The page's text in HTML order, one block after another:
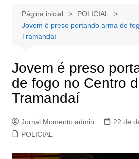
Página inicial
POLICIAL
Jovem é preso portando arma de
Tramandaí
Jovem é preso
de fogo no Centro
Tramandaí
Jornal Momento admin
22 de
POLICIAL